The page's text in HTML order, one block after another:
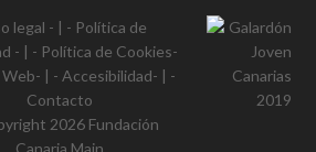
legal - | - Política de
- | - Política de Cookies-
Web- | - Accesibilidad- | -
Contacto
2026 Fundación
Canaria Main